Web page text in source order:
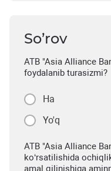
So’rov
ATB "Asia Alliance
foydalanib turasizmi?
Ha
Yo'q
ATB "Asia Alliance
ko‘rsatilishida
amal qilinishiga